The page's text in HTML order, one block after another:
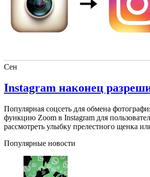
Сен
Instagram наконец
Популярная соцсеть для обмена
функцию Zoom в Instagram для
рассмотреть улыбку прелестного щенка
Популярные новости